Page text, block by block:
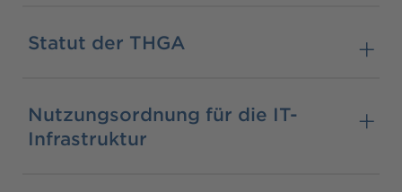
Statut der THGA
Nutzungsordnung für die IT-
Infrastruktur